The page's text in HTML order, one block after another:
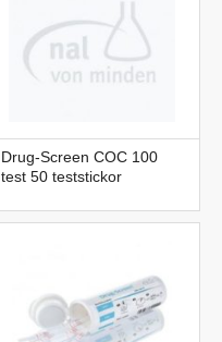
Drug-Screen COC 100
test 50 teststickor